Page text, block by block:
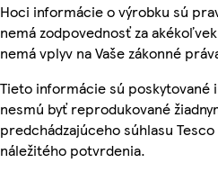
Hoci informácie o výrobku sú
nemá zodpovednosť za
nemá vplyv na Vaše zákonné
Tieto informácie sú
nesmú byť reprodukované
predchádzajúceho súhlasu
náležitého potvrdenia.